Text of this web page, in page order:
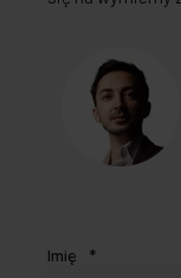
Imię *